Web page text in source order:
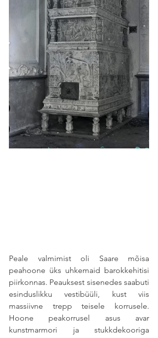
Peale valmimist oli Saare mõisa
peahoone üks uhkemaid barokkehitisi
piirkonnas. Peauksest sisenedes saabuti
esinduslikku vestibüüli, kust viis
massiivne trepp teisele korrusele.
Hoone peakorrusel asus avar
kunstmarmori ja stukkdekooriga